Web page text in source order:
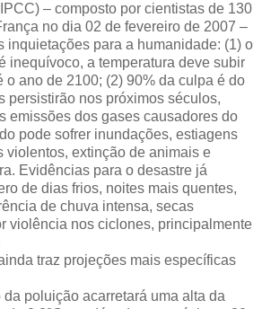
– composto por cientistas de 130
no dia 02 de fevereiro de 2007 –
inquietações para a humanidade: (1) o
inequívoco, a temperatura deve subir
o ano de 2100; (2) 90% da culpa é do
persistirão nos próximos séculos,
emissões dos gases causadores do
pode sofrer inundações, estiagens
violentos, extinção de animais e
Evidências para o desastre já
de dias frios, noites mais quentes,
de chuva intensa, secas
violência nos ciclones, principalmente
traz projeções mais específicas
poluição acarretará uma alta da